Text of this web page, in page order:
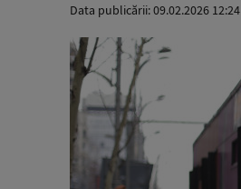
Data publicării:09.02.2026 12:24